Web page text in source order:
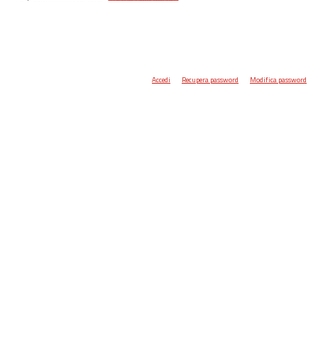
Accedi Recupera password Modifica password